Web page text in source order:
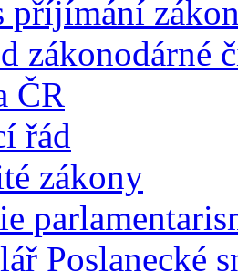
příjímání
zákonodárné
ČR
řád
zákony
Poslanecké